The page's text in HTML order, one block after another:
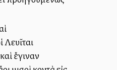
Λευῖται
ἔγιναν